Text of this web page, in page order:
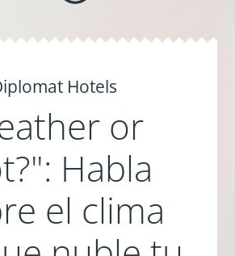
Hotels
or
Habla
el clima